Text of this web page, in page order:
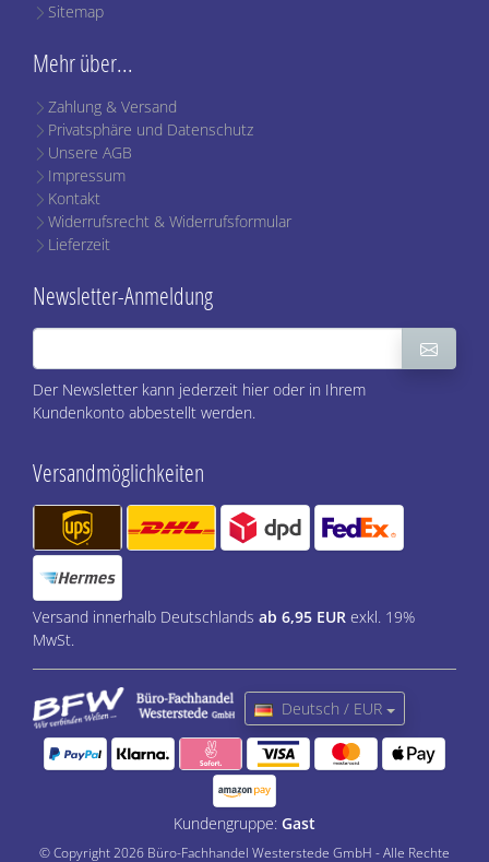
Sitemap
Mehr über...
Zahlung & Versand
Privatsphäre und Datenschutz
Unsere AGB
Impressum
Kontakt
Widerrufsrecht & Widerrufsformular
Lieferzeit
Newsletter-Anmeldung
Der Newsletter kann jederzeit hier oder in Ihrem
Kundenkonto abbestellt werden.
Versandmöglichkeiten
Versand innerhalb Deutschlands ab 6,95 EUR exkl. 19%
MwSt.
Deutsch / EUR
Kundengruppe: Gast
© Copyright 2026 Büro-Fachhandel Westerstede GmbH - Alle Rechte